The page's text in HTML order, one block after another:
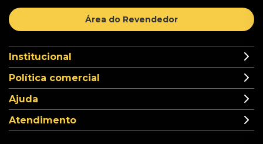
Área do Revendedor
Institucional
Política comercial
Ajuda
Atendimento